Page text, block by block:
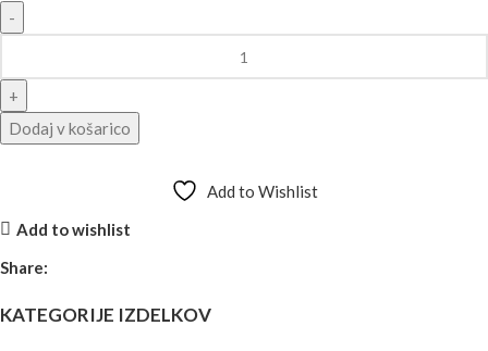
KATEGORIJE IZDELKOV
Dodaj v košarico
Add to Wishlist
Add to wishlist
Share: